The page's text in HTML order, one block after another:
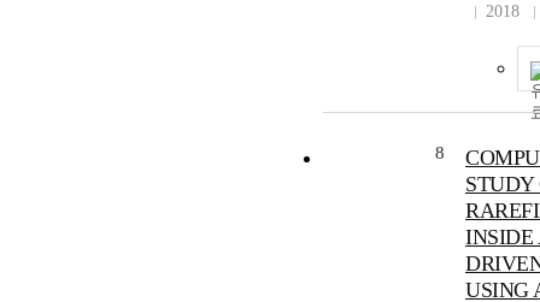
2018
8
STUDY
INSIDE
USING